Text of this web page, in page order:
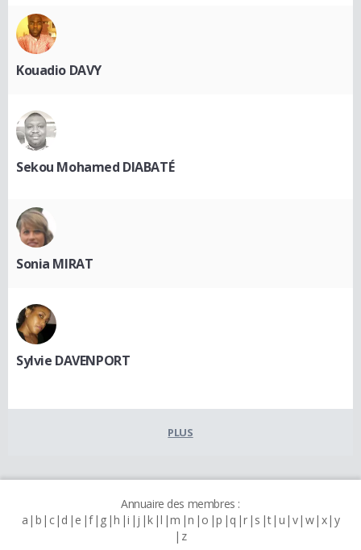
Kouadio DAVY
Sekou Mohamed DIABATÉ
Sonia MIRAT
Sylvie DAVENPORT
PLUS
Annuaire des membres :
a b c d e f g h i j k l m n o p q r s t u v w x y
z